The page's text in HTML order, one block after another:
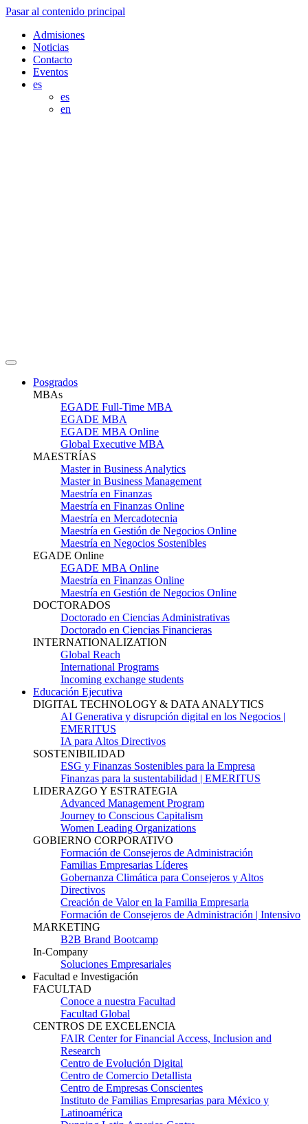
Pasar al contenido principal
Admisiones
Noticias
Contacto
Eventos
es
es
en
Posgrados
MBAs
EGADE Full-Time MBA
EGADE MBA
EGADE MBA Online
Global Executive MBA
MAESTRÍAS
Master in Business Analytics
Master in Business Management
Maestría en Finanzas
Maestría en Finanzas Online
Maestría en Mercadotecnia
Maestría en Gestión de Negocios Online
Maestría en Negocios Sostenibles
EGADE Online
EGADE MBA Online
Maestría en Finanzas Online
Maestría en Gestión de Negocios Online
DOCTORADOS
Doctorado en Ciencias Administrativas
Doctorado en Ciencias Financieras
INTERNATIONALIZATION
Global Reach
International Programs
Incoming exchange students
Educación Ejecutiva
DIGITAL TECHNOLOGY & DATA ANALYTICS
AI Generativa y disrupción digital en los Negocios |
EMERITUS
IA para Altos Directivos
SOSTENIBILIDAD
ESG y Finanzas Sostenibles para la Empresa
Finanzas para la sustentabilidad | EMERITUS
LIDERAZGO Y ESTRATEGIA
Advanced Management Program
Journey to Conscious Capitalism
Women Leading Organizations
GOBIERNO CORPORATIVO
Formación de Consejeros de Administración
Familias Empresarias Líderes
Gobernanza Climática para Consejeros y Altos
Directivos
Creación de Valor en la Familia Empresaria
Formación de Consejeros de Administración | Intensivo
MARKETING
B2B Brand Bootcamp
In-Company
Soluciones Empresariales
Facultad e Investigación
FACULTAD
Conoce a nuestra Facultad
Facultad Global
CENTROS DE EXCELENCIA
FAIR Center for Financial Access, Inclusion and
Research
Centro de Evolución Digital
Centro de Comercio Detallista
Centro de Empresas Conscientes
Instituto de Familias Empresarias para México y
Latinoamérica